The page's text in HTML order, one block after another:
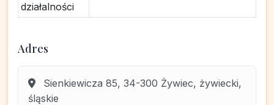
działalności
Adres
Sienkiewicza 85, 34-300 Żywiec, żywiecki,
śląskie